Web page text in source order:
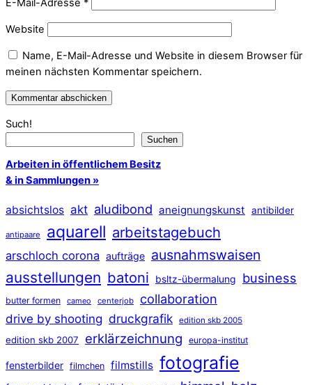
E-Mail-Adresse *
Website
Name, E-Mail-Adresse und Website in diesem Browser für
meinen nächsten Kommentar speichern.
Such!
Suchen
Arbeiten in öffentlichem Besitz
& in Sammlungen »
absichtslos akt aludibond aneignungskunst antibilder
antipaare aquarell arbeitstagebuch
arschloch corona aufträge ausnahmswaisen
ausstellungen batoni bsltz-übermalung business
butter formen cameo centerjob collaboration
drive by shooting druckgrafik edition skb 2005
edition skb 2007 erklärzeichnung europa-institut
fensterbilder filmchen filmstills fotografie